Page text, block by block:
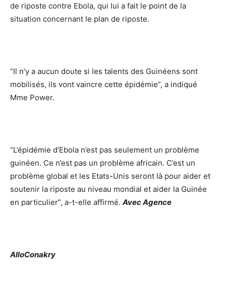
de riposte contre Ebola, qui lui a fait le point de la
situation concernant le plan de riposte.
“Il n’y a aucun doute si les talents des Guinéens sont
mobilisés, ils vont vaincre cette épidémie”, a indiqué
Mme Power.
“L’épidémie d’Ebola n’est pas seulement un problème
guinéen. Ce n’est pas un problème africain. C’est un
problème global et les Etats-Unis seront là pour aider et
soutenir la riposte au niveau mondial et aider la Guinée
en particulier”, a-t-elle affirmé. Avec Agence
AlloConakry